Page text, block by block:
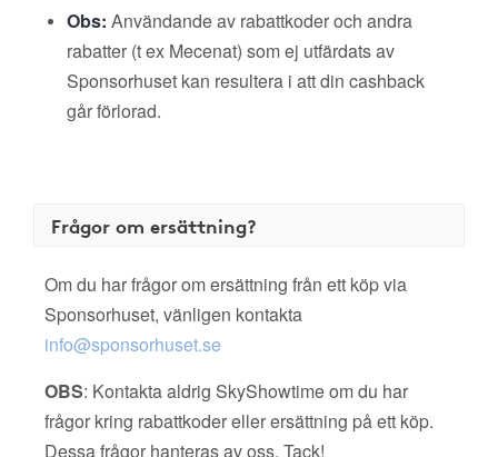
Obs: Användande av rabattkoder och andra
rabatter (t ex Mecenat) som ej utfärdats av
Sponsorhuset kan resultera i att din cashback
går förlorad.
Frågor om ersättning?
Om du har frågor om ersättning från ett köp via
Sponsorhuset, vänligen kontakta
info@sponsorhuset.se
OBS: Kontakta aldrig SkyShowtime om du har
frågor kring rabattkoder eller ersättning på ett köp.
Dessa frågor hanteras av oss. Tack!